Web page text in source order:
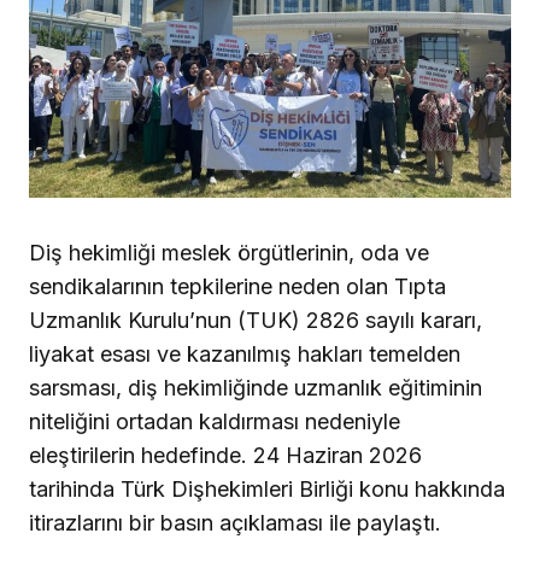
Diş hekimliği meslek örgütlerinin, oda ve
sendikalarının tepkilerine neden olan Tıpta
Uzmanlık Kurulu’nun (TUK) 2826 sayılı kararı,
liyakat esası ve kazanılmış hakları temelden
sarsması, diş hekimliğinde uzmanlık eğitiminin
niteliğini ortadan kaldırması nedeniyle
eleştirilerin hedefinde. 24 Haziran 2026
tarihinda Türk Dişhekimleri Birliği konu hakkında
itirazlarını bir basın açıklaması ile paylaştı.